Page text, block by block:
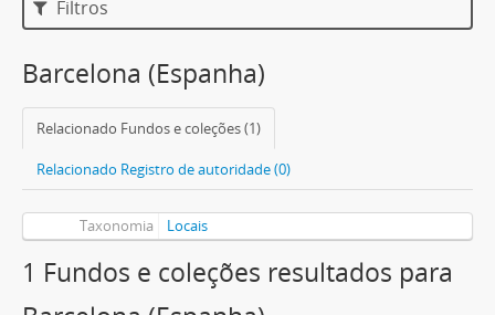
Filtros
Barcelona (Espanha)
Relacionado Fundos e coleções (1)
Relacionado Registro de autoridade (0)
Taxonomia Locais
1 Fundos e coleções resultados para